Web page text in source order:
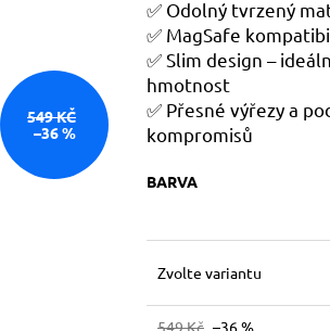
✅ Odolný tvrzený
✅ MagSafe
✅Slim design –
hmotnost
✅ Přesné výřezy a
kompromisů
BARVA
Zvolte variantu
549 Kč –36 %
549 KČ
–36 %